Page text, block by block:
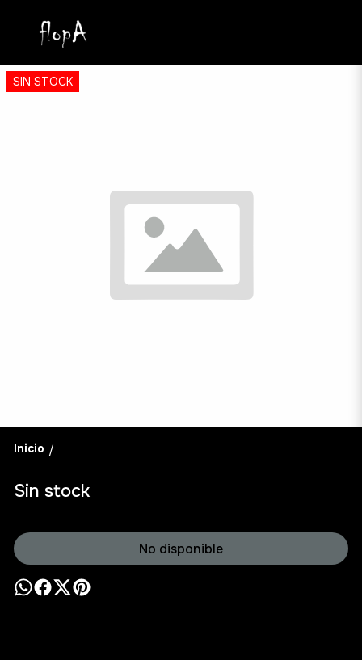
SIN STOCK
Inicio /
Sin stock
No disponible